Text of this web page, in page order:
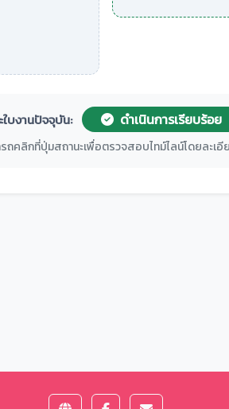
ใบงานปัจจุบัน: ดำเนินการเรียบร้อย
ถคลิกที่ปุ่มสถานะเพื่อตรวจสอบไทม์ไลน์โดยละเอี